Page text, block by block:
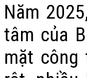
Năm
tâm của
mặt